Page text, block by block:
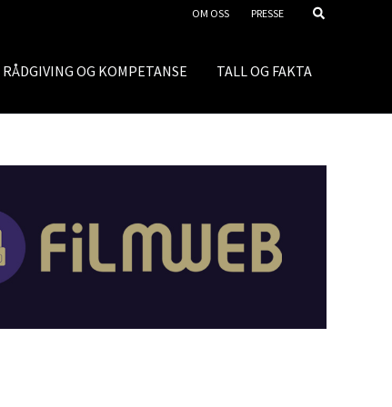
OM OSS PRESSE
RÅDGIVING OG KOMPETANSE TALL OG FAKTA